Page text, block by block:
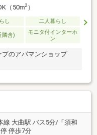
（50m2）
し 二人暮らし
隣含)
モニタ付インターホ
ン
のアパマンショップ
線 大曲駅 バス5分/「須和
停歩7分